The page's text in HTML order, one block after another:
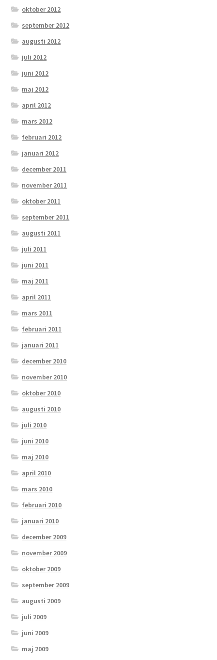
oktober 2012
september 2012
augusti 2012
juli 2012
juni 2012
maj 2012
april 2012
mars 2012
februari 2012
januari 2012
december 2011
november 2011
oktober 2011
september 2011
augusti 2011
juli 2011
juni 2011
maj 2011
april 2011
mars 2011
februari 2011
januari 2011
december 2010
november 2010
oktober 2010
augusti 2010
juli 2010
juni 2010
maj 2010
april 2010
mars 2010
februari 2010
januari 2010
december 2009
november 2009
oktober 2009
september 2009
augusti 2009
juli 2009
juni 2009
maj 2009